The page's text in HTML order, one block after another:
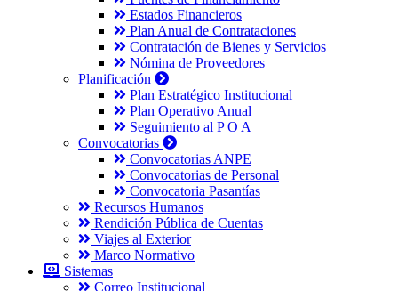
Estados Financieros
Plan Anual de Contrataciones
Contratación de Bienes y Servicios
Nómina de Proveedores
Planificación
Plan Estratégico Institucional
Plan Operativo Anual
Seguimiento al P O A
Convocatorias
Convocatorias ANPE
Convocatorias de Personal
Convocatoria Pasantías
Recursos Humanos
Rendición Pública de Cuentas
Viajes al Exterior
Marco Normativo
Sistemas
Correo Institucional